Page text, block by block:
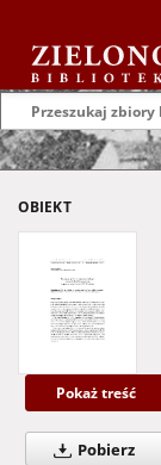
OBIEKT
Pokaż treść
Pobierz